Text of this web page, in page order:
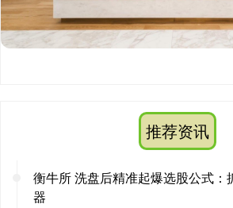
推荐资讯
衡牛所 洗盘后精准起爆选股公式：
器